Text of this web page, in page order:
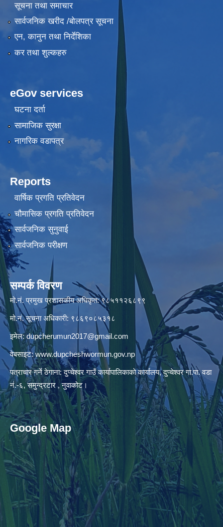
सूचना तथा समाचार
सार्वजनिक खरीद /बोलपत्र सूचना
एन, कानुन तथा निर्देशिका
कर तथा शुल्कहरु
eGov services
घटना दर्ता
सामाजिक सुरक्षा
नागरिक वडापत्र
Reports
वार्षिक प्रगति प्रतिवेदन
चौमासिक प्रगति प्रतिवेदन
सार्वजनिक सुनुवाई
सार्वजनिक परीक्षण
सम्पर्क विवरण
मो.नं. प्रमुख प्रशासकीय अधिकृत: ९८५११२६८९९
मो.नं. सूचना अधिकारी: ९८६९०८५३१८
इमेल:dupcherumun2017@gmail.com
वेबसाइट:www.dupcheshwormun.gov.np
पत्राचार गर्ने ठेगाना: दुप्चेश्वर गाउँ कार्यापालिकाको कार्यालय, दुप्चेश्वर गा.पा. वडा
नं.-६, समुन्द्रटार , नुवाकोट।
Google Map